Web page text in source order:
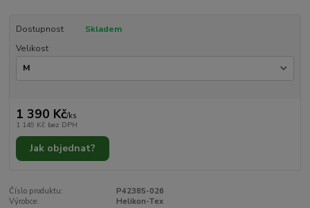
Dostupnost
Skladem
Velikost
1 390 Kč/ks
1 149 Kč bez DPH
Jak objednat?
Číslo produktu:
P42385-026
Výrobce:
Helikon-Tex